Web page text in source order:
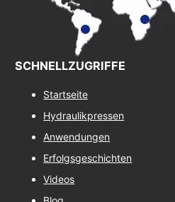
SCHNELLZUGRIFFE
Startseite
Hydraulikpressen
Anwendungen
Erfolgsgeschichten
Videos